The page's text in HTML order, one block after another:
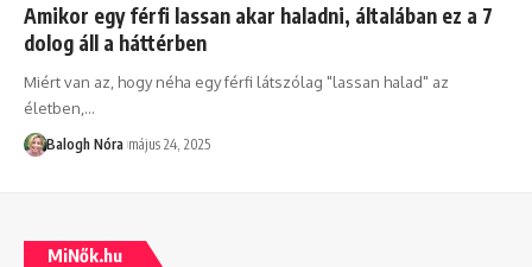
Amikor egy férfi lassan akar haladni, általában ez a 7
dolog áll a háttérben
Miért van az, hogy néha egy férfi látszólag "lassan halad" az
életben, …
Balogh Nóra május 24, 2025
MiNők.hu